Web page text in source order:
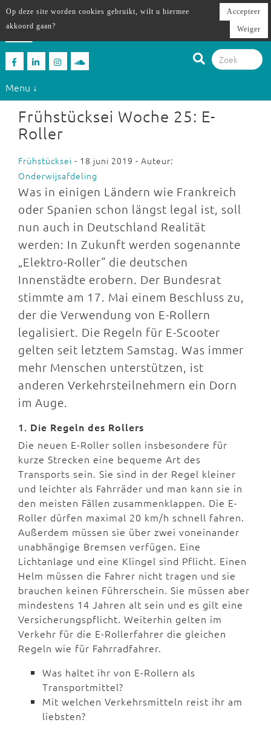
Menu ↓
Frühstücksei Woche 25: E-
Roller
Frühstücksei - 18 juni 2019 - Auteur:
Onderwijsafdeling
Was in einigen Ländern wie Frankreich
oder Spanien schon längst legal ist, soll
nun auch in Deutschland Realität
werden: In Zukunft werden sogenannte
„Elektro-Roller“ die deutschen
Innenstädte erobern. Der Bundesrat
stimmte am 17. Mai einem Beschluss zu,
der die Verwendung von E-Rollern
legalisiert. Die Regeln für E-Scooter
gelten seit letztem Samstag. Was immer
mehr Menschen unterstützen, ist
anderen Verkehrsteilnehmern ein Dorn
im Auge.
1. Die Regeln des Rollers
Die neuen E-Roller sollen insbesondere für
kurze Strecken eine bequeme Art des
Transports sein. Sie sind in der Regel kleiner
und leichter als Fahrräder und man kann sie in
den meisten Fällen zusammenklappen. Die E-
Roller dürfen maximal 20 km/h schnell fahren.
Außerdem müssen sie über zwei voneinander
unabhängige Bremsen verfügen. Eine
Lichtanlage und eine Klingel sind Pflicht. Einen
Helm müssen die Fahrer nicht tragen und sie
brauchen keinen Führerschein. Sie müssen aber
mindestens 14 Jahren alt sein und es gilt eine
Versicherungspflicht. Weiterhin gelten im
Verkehr für die E-Rollerfahrer die gleichen
Regeln wie für Fahrradfahrer.
Was haltet ihr von E-Rollern als
Transportmittel?
Mit welchen Verkehrsmitteln reist ihr am
liebsten?
Op deze site worden cookies gebruikt, wilt u hiermee
akkoord gaan?
Accepteer
Weiger